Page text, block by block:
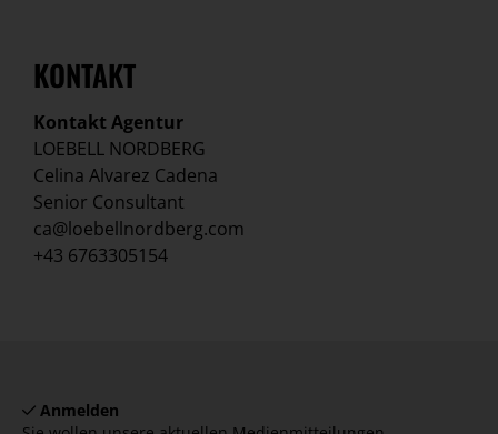
KONTAKT
Kontakt Agentur
LOEBELL NORDBERG
Celina Alvarez Cadena
Senior Consultant
ca@loebellnordberg.com
+43 6763305154
Anmelden